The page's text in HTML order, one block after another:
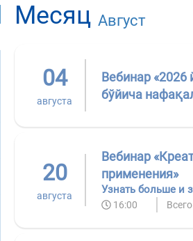
Месяц Август
04
августа
Вебинар «2026
бўйича
20
августа
Вебинар
применения»
Узнать больше и
16:00